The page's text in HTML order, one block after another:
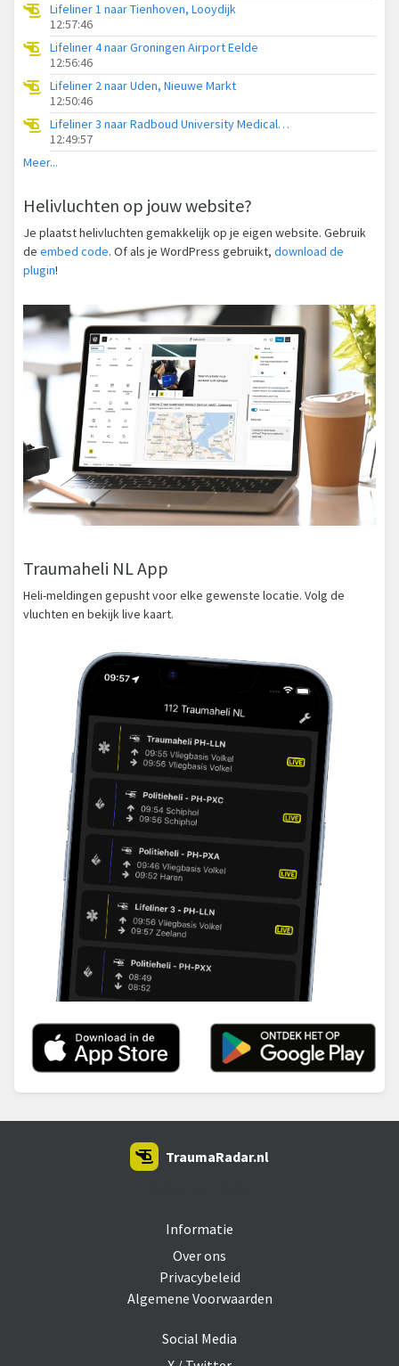
Lifeliner 1 naar Tienhoven, Looydijk
12:57:46
Lifeliner 4 naar Groningen Airport Eelde
12:56:46
Lifeliner 2 naar Uden, Nieuwe Markt
12:50:46
Lifeliner 3 naar Radboud University Medical Center Heliport
12:49:57
Meer...
Helivluchten op jouw website?
Je plaatst helivluchten gemakkelijk op je eigen website. Gebruik
de embed code. Of als je WordPress gebruikt, download de
plugin!
Traumaheli NL App
Heli-meldingen gepusht voor elke gewenste locatie. Volg de
vluchten en bekijk live kaart.
Informatie
Over ons
Privacybeleid
Algemene Voorwaarden
Social Media
TraumaRadar.nl